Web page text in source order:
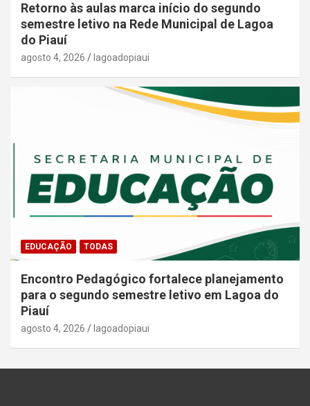
Retorno às aulas marca início do segundo
semestre letivo na Rede Municipal de Lagoa
do Piauí
agosto 4, 2026 lagoadopiaui
EDUCAÇÃO TODAS
Encontro Pedagógico fortalece planejamento
para o segundo semestre letivo em Lagoa do
Piauí
agosto 4, 2026 lagoadopiaui